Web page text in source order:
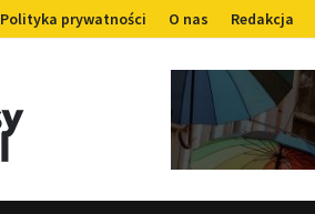
Polityka prywatności O nas Redakcja